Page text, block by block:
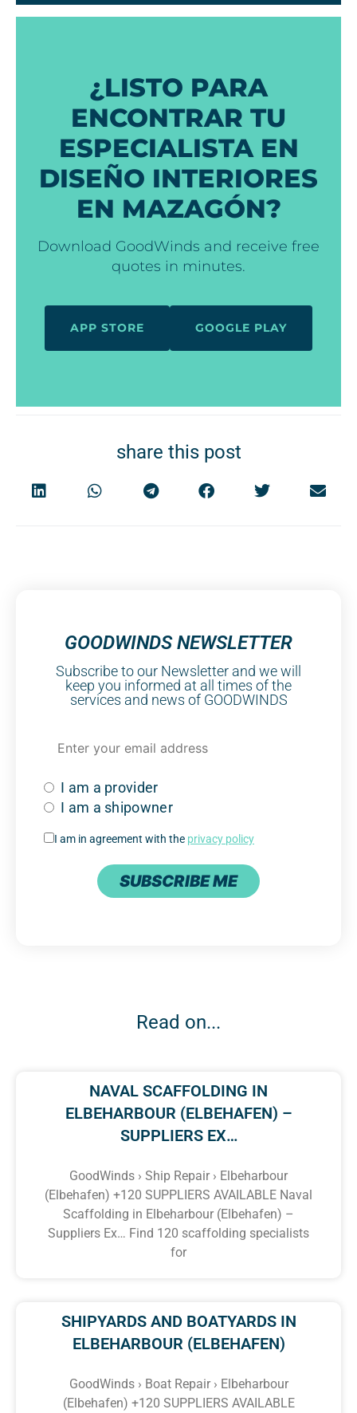
¿LISTO PARA
ENCONTRAR TU
ESPECIALISTA EN
DISEÑO INTERIORES
EN MAZAGÓN?
Download GoodWinds and receive free
quotes in minutes.
APP STORE GOOGLE PLAY
share this post
GOODWINDS NEWSLETTER
Subscribe to our Newsletter and we will
keep you informed at all times of the
services and news of GOODWINDS
I am a provider
I am a shipowner
I am in agreement with the privacy policy
SUBSCRIBE ME
Read on...
NAVAL SCAFFOLDING IN
ELBEHARBOUR (ELBEHAFEN) –
SUPPLIERS EX…
GoodWinds › Ship Repair › Elbeharbour
(Elbehafen) +120 SUPPLIERS AVAILABLE Naval
Scaffolding in Elbeharbour (Elbehafen) –
Suppliers Ex… Find 120 scaffolding specialists
for
SHIPYARDS AND BOATYARDS IN
ELBEHARBOUR (ELBEHAFEN)
GoodWinds › Boat Repair › Elbeharbour
(Elbehafen) +120 SUPPLIERS AVAILABLE